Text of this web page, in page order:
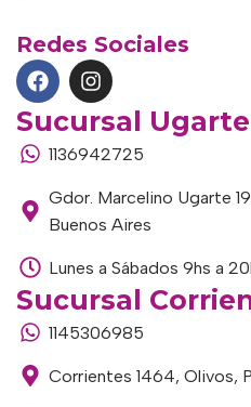
Redes Sociales
Sucursal Ugarte
1136942725
Gdor. Marcelino Ugarte
Buenos Aires
Lunes a Sábados 9hs a
Sucursal
1145306985
Corrientes 1464, Olivos,